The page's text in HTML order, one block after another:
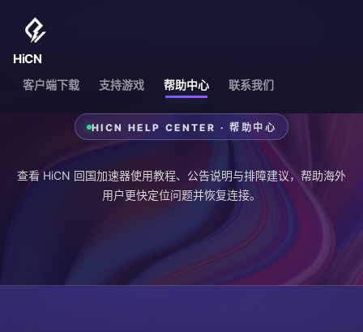
HiCN
客户端下载 支持游戏 帮助中心 联系我们
HICN HELP CENTER · 帮助中心
查看 HiCN 回国加速器使用教程、公告说明与排障建议，帮助海外
用户更快定位问题并恢复连接。